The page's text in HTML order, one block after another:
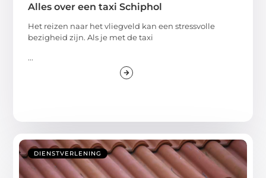
Alles over een taxi Schiphol
Het reizen naar het vliegveld kan een stressvolle
bezigheid zijn. Als je met de taxi
...
DIENSTVERLENING